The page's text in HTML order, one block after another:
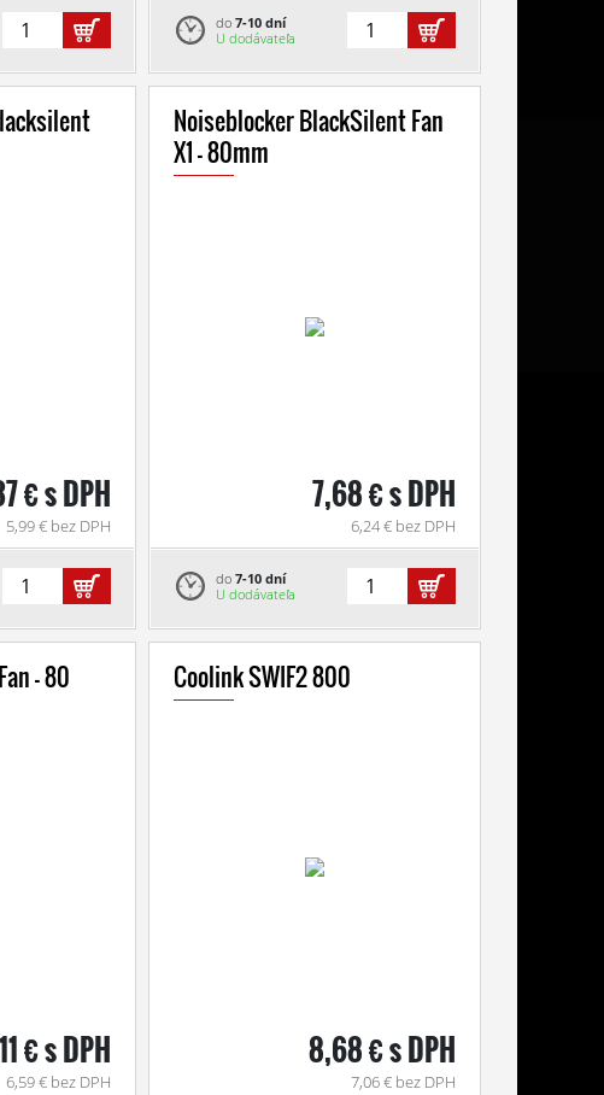
do7-10 dní
U dodávateľa
€ s DPH
5,99 € bez DPH
Noiseblocker BlackSilent Fan
X1 - 80mm
7,68 € s DPH
6,24 € bez DPH
do7-10 dní
U dodávateľa
- 80
€ s DPH
6,59 € bez DPH
Coolink SWIF2 800
8,68 € s DPH
7,06 € bez DPH